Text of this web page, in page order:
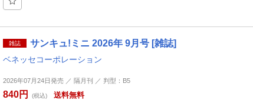
雑誌 サンキュ!ミニ 2026年 9月号 [雑誌]
ベネッセコーポレーション
2026年07月24日発売 ／ 隔月刊 ／ 判型：B5
840円 (税込)
送料無料